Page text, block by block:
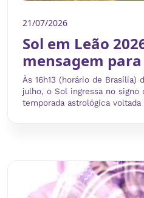
21/07/2026
Sol em Leão
mensagem
Às 16h13 (horário de Brasília)
julho, o Sol ingressa no signo
temporada astrológica voltada